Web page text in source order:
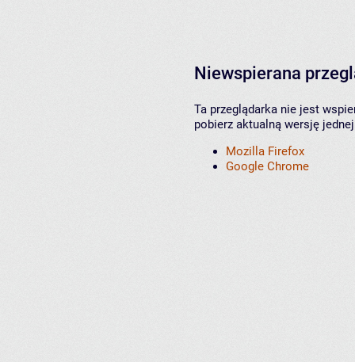
Niewspierana
Ta przeglądarka nie jest
pobierz aktualną wersję
Mozilla Firefox
Google Chrome